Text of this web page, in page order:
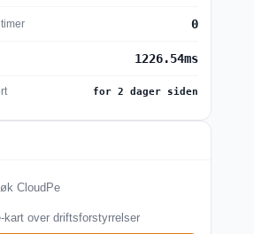
0
1226.54ms
for 2 dager siden
CloudPe
kart over driftsforstyrrelser